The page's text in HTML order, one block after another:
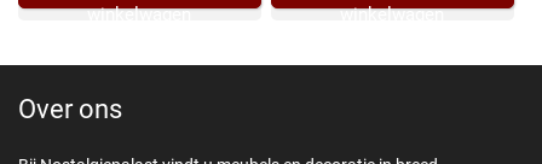
winkelwagen
winkelwagen
Over ons